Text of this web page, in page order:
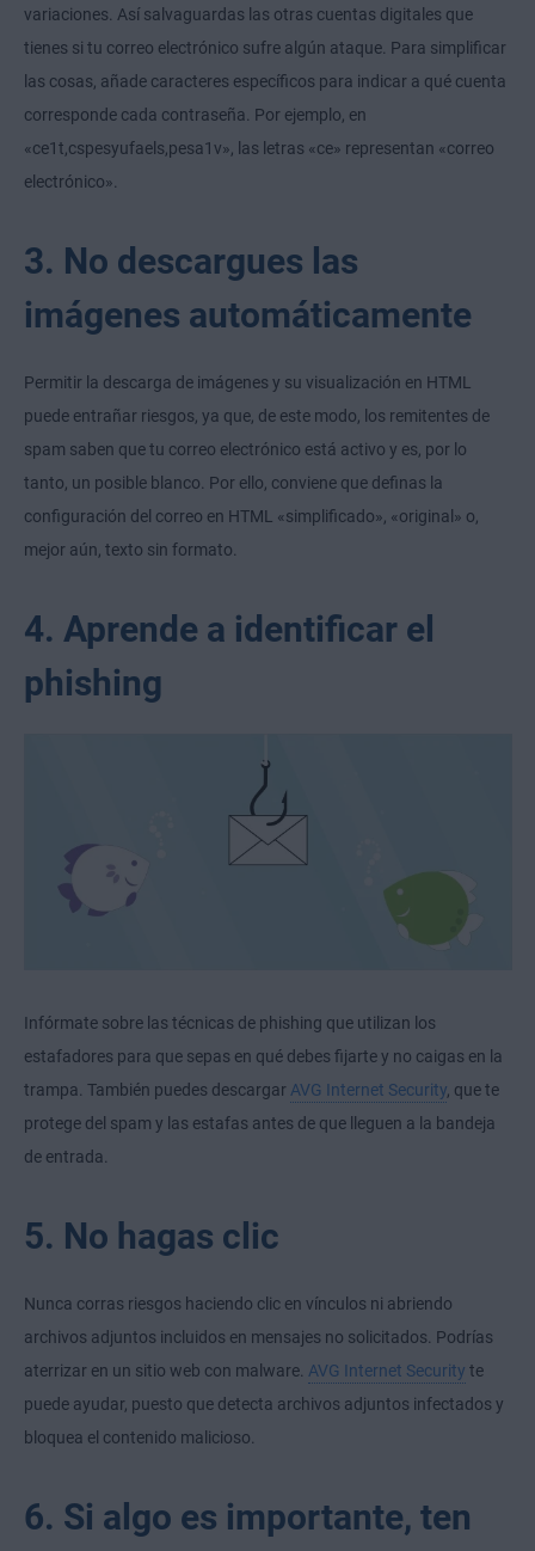
variaciones. Así salvaguardas las otras cuentas digitales que
tienes si tu correo electrónico sufre algún ataque. Para simplificar
las cosas, añade caracteres específicos para indicar a qué cuenta
corresponde cada contraseña. Por ejemplo, en
«ce1t,cspesyufaels,pesa1v», las letras «ce» representan «correo
electrónico».
3. No descargues las
imágenes automáticamente
Permitir la descarga de imágenes y su visualización en HTML
puede entrañar riesgos, ya que, de este modo, los remitentes de
spam saben que tu correo electrónico está activo y es, por lo
tanto, un posible blanco. Por ello, conviene que definas la
configuración del correo en HTML «simplificado», «original» o,
mejor aún, texto sin formato.
4. Aprende a identificar el
phishing
Infórmate sobre las técnicas de phishing que utilizan los
estafadores para que sepas en qué debes fijarte y no caigas en la
trampa. También puedes descargar AVG Internet Security , que te
protege del spam y las estafas antes de que lleguen a la bandeja
de entrada.
5. No hagas clic
Nunca corras riesgos haciendo clic en vínculos ni abriendo
archivos adjuntos incluidos en mensajes no solicitados. Podrías
aterrizar en un sitio web con malware. AVG Internet Security te
puede ayudar, puesto que detecta archivos adjuntos infectados y
bloquea el contenido malicioso.
6. Si algo es importante, ten